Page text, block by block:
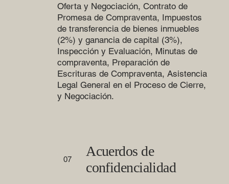
Oferta y Negociación, Contrato de
Promesa de Compraventa, Impuestos
de transferencia de bienes inmuebles
(2%) y ganancia de capital (3%),
Inspección y Evaluación, Minutas de
compraventa, Preparación de
Escrituras de Compraventa, Asistencia
Legal General en el Proceso de Cierre,
y Negociación.
07
Acuerdos de
confidencialidad